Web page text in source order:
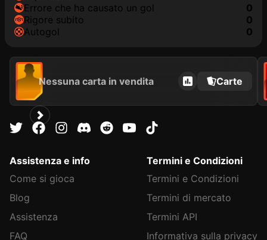
Errore che ha causato un gol
0
Rigore subito
0
Autogol
0
Nessuna carta in vendita Carte
Assistenza e info
Come si gioca
Blog
Assistenza
FAQ
Termini e Condizioni
Termini e Condizioni
Termini di mercato
Termini API
Informativa sulla privacy